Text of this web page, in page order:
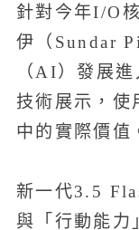
針對今年I/O
伊（Sundar
（AI）發展
技術展示，使
中的實際價值
新一代3.5
與「行動能力